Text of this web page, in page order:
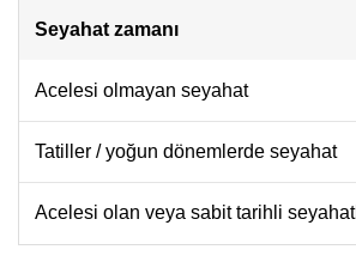
Seyahat zamanı
Acelesi olmayan seyahat
Tatiller / yoğun dönemlerde seyahat
Acelesi olan veya sabit tarihli